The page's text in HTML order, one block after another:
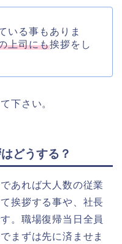
いる事もありま
上司にも挨拶をし
下さい。
どうする？
あれば大人数の従業
挨拶する事や、社長
。職場復帰当日全員
まずは先に済ませま